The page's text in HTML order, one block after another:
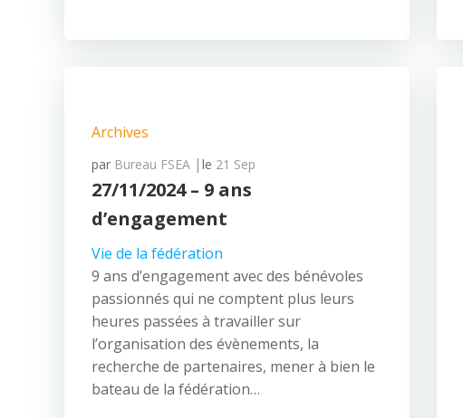
Archives
par Bureau FSEA | le 21 Sep
27/11/2024 – 9 ans
d’engagement
Vie de la fédération
9 ans d’engagement avec des bénévoles
passionnés qui ne comptent plus leurs
heures passées à travailler sur
l’organisation des évènements, la
recherche de partenaires, mener à bien le
bateau de la fédération…